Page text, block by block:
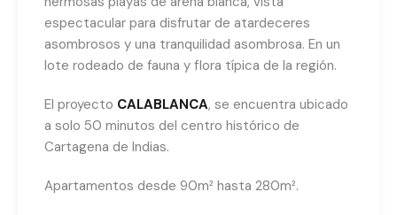
espectacular para disfrutar de atardeceres
asombrosos y una tranquilidad asombrosa. En un
lote rodeado de fauna y flora típica de la región.
El proyecto CALABLANCA, se encuentra ubicado
a solo 50 minutos del centro histórico de
Cartagena de Indias.
Apartamentos desde 90m² hasta 280m².